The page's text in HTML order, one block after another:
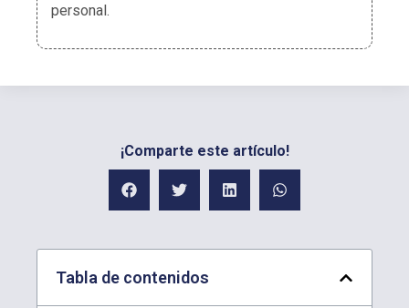
personal.
¡Comparte este artículo!
Tabla de contenidos